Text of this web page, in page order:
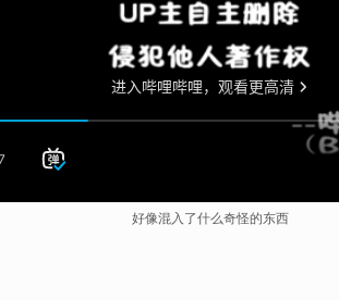
好像混入了什么奇怪的东西